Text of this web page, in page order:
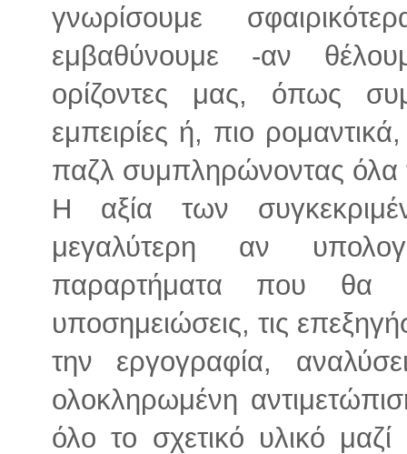
γνωρίσουμε
εμβαθύνουμε -αν
ορίζοντες μας, όπως
εμπειρίες ή, πιο
παζλ συμπληρώνοντας όλα
Η αξία των
μεγαλύτερη αν
παραρτήματα που θα
υποσημειώσεις, τις
την εργογραφία,
ολοκληρωμένη
όλο το σχετικό υλικό